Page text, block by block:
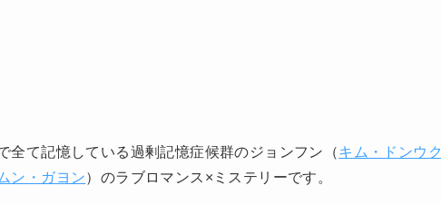
全て記憶している過剰記憶症候群のジョンフン（キム・ドンウク
ムン・ガヨン）のラブロマンス×ミステリーです。